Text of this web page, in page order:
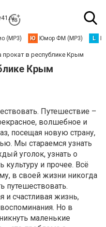
(MP3) Ю Юмор ФМ (MP3) L
прокат в республике Крым
Крым
Путешествие –
волшебное и
посещая новую страну,
Мы стараемся узнать
уголок, узнать о
культуру и прочее. Всё
в своей жизни никогда
путешествовать.
и счастливая жизнь,
Но в
маленькие